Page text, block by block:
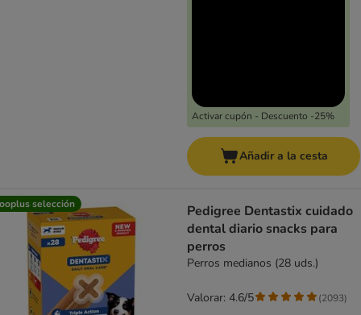
Activar cupón - Descuento -25%
Añadir a la cesta
selección
Pedigree Dentastix cuidado
dental diario snacks para
perros
Perros medianos (28 uds.)
Valorar: 4.6/5 (2093)